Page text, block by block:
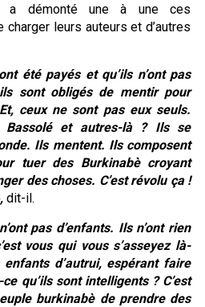
a démonté une à une ces
leurs auteurs et d’autres
été payés et qu’ils n’ont pas
sont obligés de mentir pour
ceux ne sont pas eux seuls.
Bassolé et autres-là ? Ils se
Ils mentent. Ils composent
tuer des Burkinabè croyant
des choses. C’est révolu ça !
dit-il.
pas d’enfants. Ils n’ont rien
vous qui vous s’asseyez là-
d’autrui, espérant faire
qu’ils sont intelligents ? C’est
burkinabè de prendre des